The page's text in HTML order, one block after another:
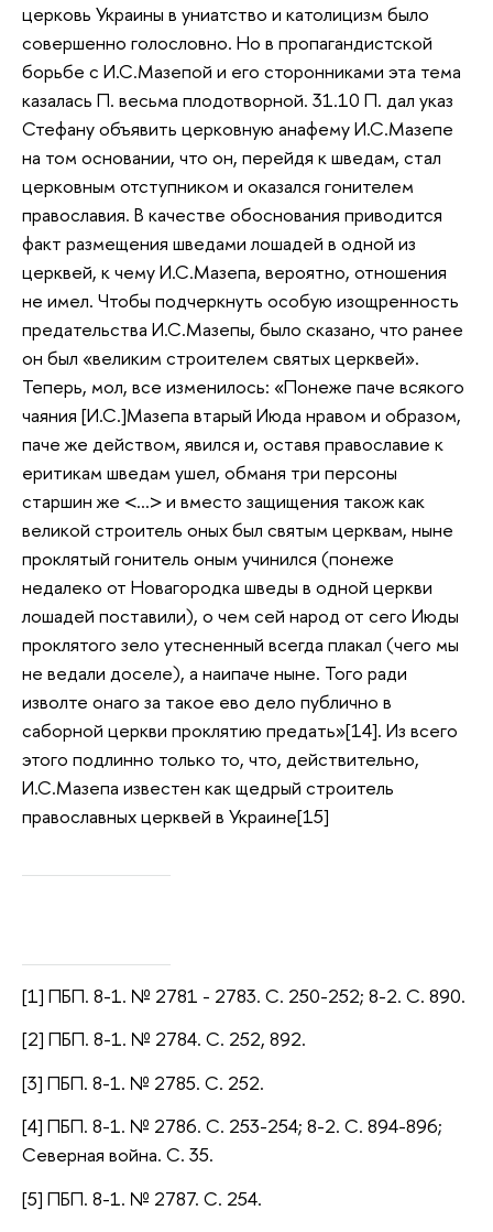
церковь Украины в униатство и католицизм было
совершенно голословно. Но в пропагандистской
борьбе с И.С.Мазепой и его сторонниками эта тема
казалась П. весьма плодотворной. 31.10 П. дал указ
Стефану объявить церковную анафему И.С.Мазепе
на том основании, что он, перейдя к шведам, стал
церковным отступником и оказался гонителем
православия. В качестве обоснования приводится
факт размещения шведами лошадей в одной из
церквей, к чему И.С.Мазепа, вероятно, отношения
не имел. Чтобы подчеркнуть особую изощренность
предательства И.С.Мазепы, было сказано, что ранее
он был «великим строителем святых церквей».
Теперь, мол, все изменилось: «Понеже паче всякого
чаяния [И.С.]Мазепа втарый Июда нравом и образом,
паче же действом, явился и, оставя православие к
еритикам шведам ушел, обманя три персоны
старшин же <…> и вместо защищения також как
великой строитель оных был святым церквам, ныне
проклятый гонитель оным учинился (понеже
недалеко от Новагородка шведы в одной церкви
лошадей поставили), о чем сей народ от сего Июды
проклятого зело утесненный всегда плакал (чего мы
не ведали доселе), а наипаче ныне. Того ради
изволте онаго за такое ево дело публично в
саборной церкви проклятию предать»[14]. Из всего
этого подлинно только то, что, действительно,
И.С.Мазепа известен как щедрый строитель
православных церквей в Украине[15]
[1] ПБП. 8-1. № 2781 - 2783. С. 250-252; 8-2. С. 890.
[2] ПБП. 8-1. № 2784. С. 252, 892.
[3] ПБП. 8-1. № 2785. С. 252.
[4] ПБП. 8-1. № 2786. С. 253-254; 8-2. С. 894-896;
Северная война. С. 35.
[5] ПБП. 8-1. № 2787. С. 254.